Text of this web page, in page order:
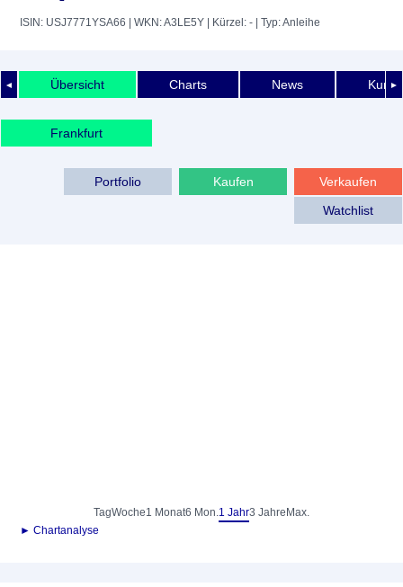
ISIN: USJ7771YSA66 | WKN: A3LE5Y | Kürzel: - | Typ: Anleihe
◄ ►
Übersicht Charts News
Frankfurt
Verkaufen
Kaufen
Portfolio
Watchlist
TagWoche1 Monat6 Mon.1 Jahr3 Jahre Max.
► Chartanalyse